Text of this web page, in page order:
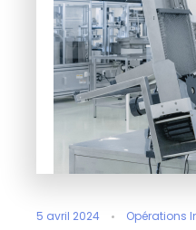
5 avril 2024 Opérations